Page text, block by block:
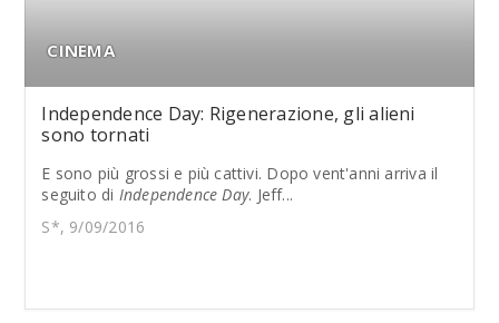
CINEMA
Independence Day: Rigenerazione, gli alieni
sono tornati
E sono più grossi e più cattivi. Dopo vent'anni arriva il
seguito di Independence Day. Jeff...
S*, 9/09/2016